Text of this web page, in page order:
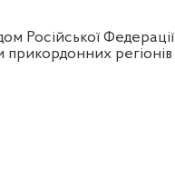
Російської Федерації
регіонів